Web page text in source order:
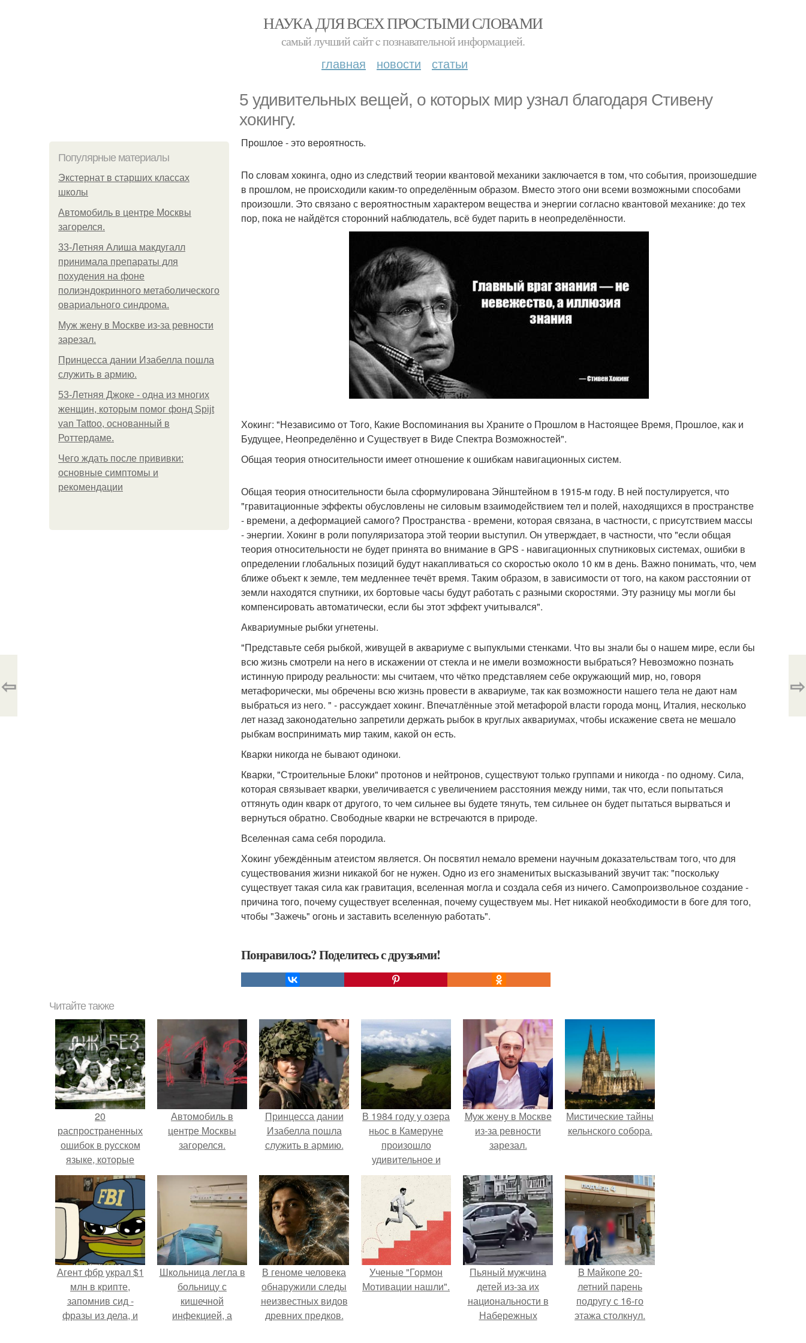
НАУКА ДЛЯ ВСЕХ ПРОСТЫМИ СЛОВАМИ
самый лучший сайт c познавательной информацией.
главная новости статьи
5 удивительных вещей, о которых мир узнал благодаря Стивену
хокингу.
Популярные материалы
Экстернат в старших классах
школы
Автомобиль в центре Москвы
загорелся.
33-Летняя Алиша макдугалл
принимала препараты для
похудения на фоне
полиэндокринного метаболического
овариального синдрома.
Mуж жену в Москве из-за ревности
зарезал.
Принцесса дании Изабелла пошла
служить в армию.
53-Летняя Джоке - одна из многих
женщин, которым помог фонд Spijt
van Tattoo, основанный в
Роттердаме.
Чего ждать после прививки:
основные симптомы и
рекомендации
Прошлое - это вероятность.
По словам хокинга, одно из следствий теории квантовой механики заключается в том, что события, произошедшие
в прошлом, не происходили каким-то определённым образом. Вместо этого они всеми возможными способами
произошли. Это связано с вероятностным характером вещества и энергии согласно квантовой механике: до тех
пор, пока не найдётся сторонний наблюдатель, всё будет парить в неопределённости.
Хокинг: "Независимо от Того, Какие Воспоминания вы Храните о Прошлом в Настоящее Время, Прошлое, как и
Будущее, Неопределённо и Существует в Виде Спектра Возможностей".
Общая теория относительности имеет отношение к ошибкам навигационных систем.
Общая теория относительности была сформулирована Эйнштейном в 1915-м году. В ней постулируется, что
"гравитационные эффекты обусловлены не силовым взаимодействием тел и полей, находящихся в пространстве
- времени, а деформацией самого? Пространства - времени, которая связана, в частности, с присутствием массы
- энергии. Хокинг в роли популяризатора этой теории выступил. Он утверждает, в частности, что "если общая
теория относительности не будет принята во внимание в GPS - навигационных спутниковых системах, ошибки в
определении глобальных позиций будут накапливаться со скоростью около 10 км в день. Важно понимать, что, чем
ближе объект к земле, тем медленнее течёт время. Таким образом, в зависимости от того, на каком расстоянии от
земли находятся спутники, их бортовые часы будут работать с разными скоростями. Эту разницу мы могли бы
компенсировать автоматически, если бы этот эффект учитывался".
Аквариумные рыбки угнетены.
"Представьте себя рыбкой, живущей в аквариуме с выпуклыми стенками. Что вы знали бы о нашем мире, если бы
всю жизнь смотрели на него в искажении от стекла и не имели возможности выбраться? Невозможно познать
истинную природу реальности: мы считаем, что чётко представляем себе окружающий мир, но, говоря
метафорически, мы обречены всю жизнь провести в аквариуме, так как возможности нашего тела не дают нам
выбраться из него. " - рассуждает хокинг. Впечатлённые этой метафорой власти города монц, Италия, несколько
лет назад законодательно запретили держать рыбок в круглых аквариумах, чтобы искажение света не мешало
рыбкам воспринимать мир таким, какой он есть.
Кварки никогда не бывают одиноки.
Кварки, "Строительные Блоки" протонов и нейтронов, существуют только группами и никогда - по одному. Сила,
которая связывает кварки, увеличивается с увеличением расстояния между ними, так что, если попытаться
оттянуть один кварк от другого, то чем сильнее вы будете тянуть, тем сильнее он будет пытаться вырваться и
вернуться обратно. Свободные кварки не встречаются в природе.
Вселенная сама себя породила.
Хокинг убеждённым атеистом является. Он посвятил немало времени научным доказательствам того, что для
существования жизни никакой бог не нужен. Одно из его знаменитых высказываний звучит так: "поскольку
существует такая сила как гравитация, вселенная могла и создала себя из ничего. Самопроизвольное создание -
причина того, почему существует вселенная, почему существуем мы. Нет никакой необходимости в боге для того,
чтобы "Зажечь" огонь и заставить вселенную работать".
Понравилось? Поделитесь с друзьями!
⇦ ⇨
Читайте также
20
распространенных
ошибок в русском
языке, которые
хотя бы раз в жизни
делал каждый (Re.
Автомобиль в
центре Москвы
загорелся.
Принцесса дании
Изабелла пошла
служить в армию.
В 1984 году у озера
ньос в Камеруне
произошло
удивительное и
жуткое событие.
Mуж жену в Москве
из-за ревности
зарезал.
Мистические тайны
кельнского собора.
Агент фбр украл $1
млн в крипте,
запомнив сид -
фразы из дела, и
Шкoльницa легла в
больницу с
кишечной
инфекцией, а
В геноме человека
обнаружили следы
неизвестных видов
древних предков.
Ученые "Гормон
Мотивации нашли".
Пьяный мужчина
детей из-за их
национальности в
Набережных
B Мaйкопе 20-
летний парень
подругу с 16-го
этажа столкнул.